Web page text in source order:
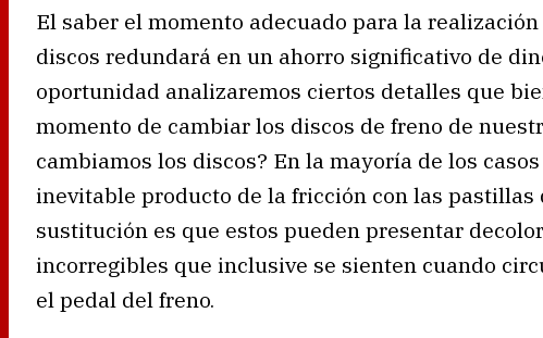
El saber el momento adecuado para la
discos redundará en un ahorro significativo de
oportunidad analizaremos ciertos detalles que
momento de cambiar los discos de freno de
cambiamos los discos? En la mayoría de los
inevitable producto de la fricción con las pastillas
sustitución es que estos pueden presentar
incorregibles que inclusive se sienten cuando
el pedal del freno.